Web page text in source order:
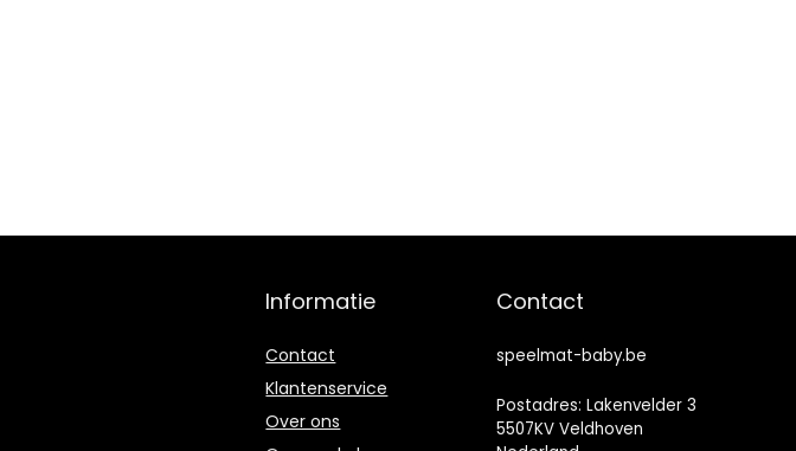
Informatie
Contact
Klantenservice
Over ons
Contact
speelmat-baby.be
Postadres: Lakenvelder 3
5507KV Veldhoven